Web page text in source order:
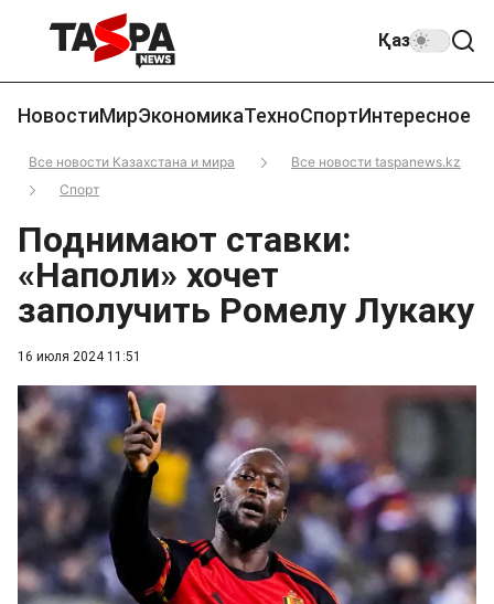
Қаз
НовостиМирЭкономикаТехноСпортИнтересное
Все новости Казахстана и мира
Все новости taspanews.kz
Спорт
16 июля 2024 11:51
Поднимают ставки:
«Наполи» хочет
заполучить Ромелу Лукаку